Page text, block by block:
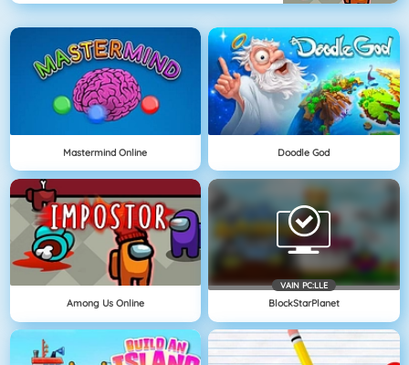
Mastermind Online Doodle God
Among Us Online
VAIN PC:LLE
BlockStarPlanet